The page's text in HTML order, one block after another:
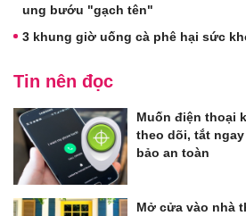
ung bướu "gạch tên"
3 khung giờ uống cà phê hại sức
Tin nên đọc
Muốn điện thoại
theo dõi, tắt
bảo an toàn
Mở cửa vào nhà